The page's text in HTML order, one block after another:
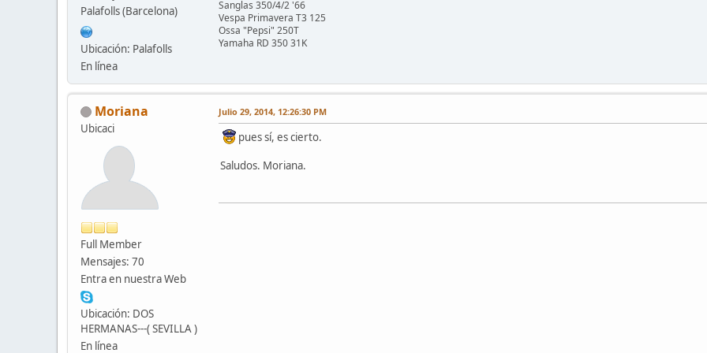
Palafolls (Barcelona)
Ubicación: Palafolls
En línea
Sanglas 350/4/2 '66
Vespa Primavera T3 125
Ossa "Pepsi" 250T
Yamaha RD 350 31K
Moriana
Ubicaci
Full Member
Mensajes: 70
Entra en nuestra Web
Ubicación: DOS
HERMANAS---( SEVILLA )
En línea
Julio 29, 2014, 12:26:30 PM
pues sí, es cierto.
Saludos. Moriana.